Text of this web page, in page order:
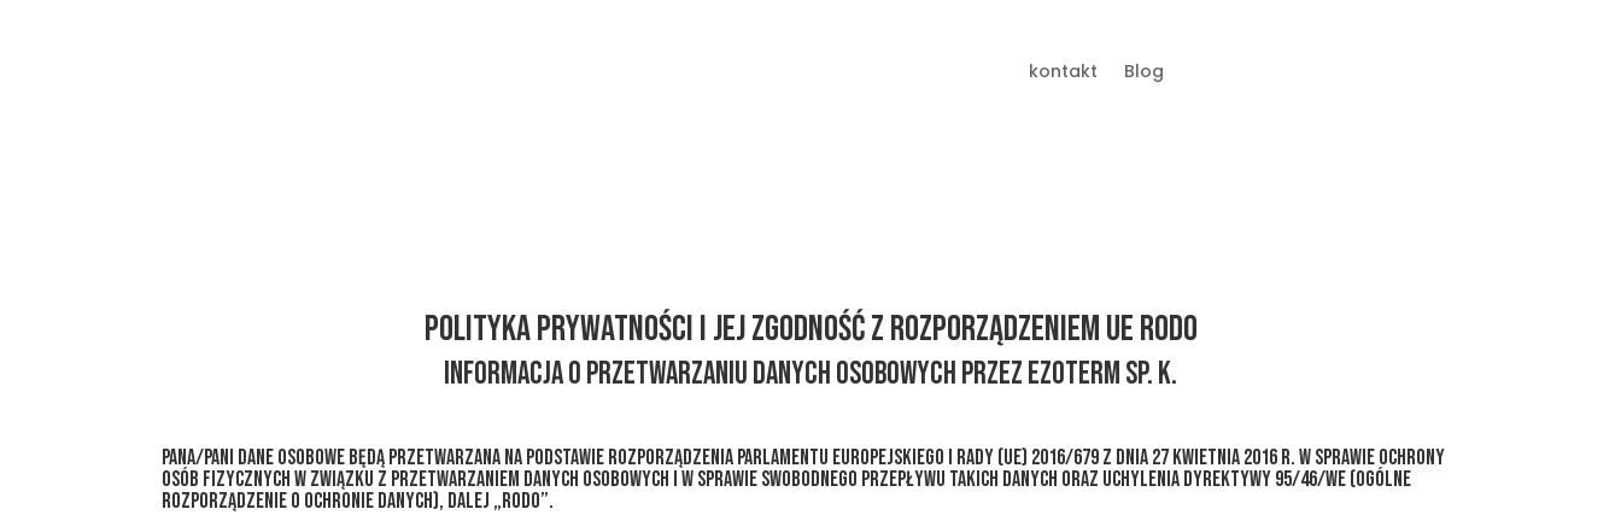
kontakt Blog
Polityka prywatności i jej zgodność z rozporządzeniem UE RODO
INFORMACJA O PRZETWARZANIU DANYCH OSOBOWYCH PRZEZ EZOTERM SP. K.
Pana/Pani dane osobowe będą przetwarzana na podstawie Rozporządzenia Parlamentu Europejskiego i Rady (UE) 2016/679 z dnia 27 kwietnia 2016 r. w sprawie ochrony
osób fizycznych w związku z przetwarzaniem danych osobowych i w sprawie swobodnego przepływu takich danych oraz uchylenia dyrektywy 95/46/WE (ogólne
rozporządzenie o ochronie danych), dalej „RODO”.